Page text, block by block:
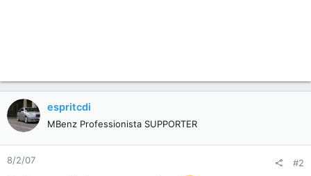
espritcdi
MBenz Professionista SUPPORTER
8/2/07 #2